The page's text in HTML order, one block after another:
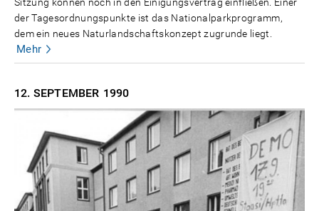
der Tagesordnungspunkte ist das Nationalparkprogramm,
dem ein neues Naturlandschaftskonzept zugrunde liegt.
Mehr
12. SEPTEMBER 1990